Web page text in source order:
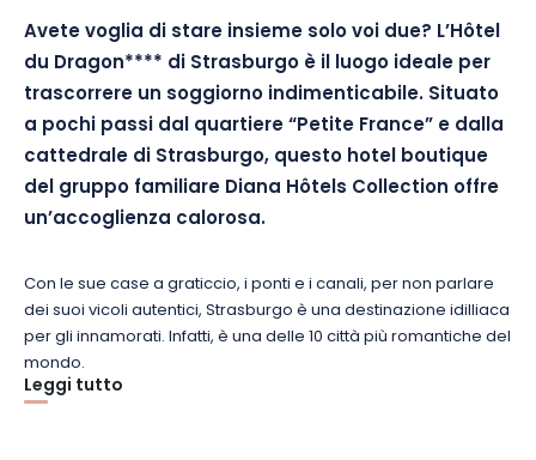
Avete voglia di stare insieme solo voi due? L’Hôtel
du Dragon**** di Strasburgo è il luogo ideale per
trascorrere un soggiorno indimenticabile. Situato
a pochi passi dal quartiere “Petite France” e dalla
cattedrale di Strasburgo, questo hotel boutique
del gruppo familiare Diana Hôtels Collection offre
un’accoglienza calorosa.
Con le sue case a graticcio, i ponti e i canali, per non parlare
dei suoi vicoli autentici, Strasburgo è una destinazione idilliaca
per gli innamorati. Infatti, è una delle 10 città più romantiche del
mondo.
Leggi tutto